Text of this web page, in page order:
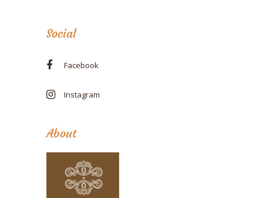
Social
Facebook
Instagram
About